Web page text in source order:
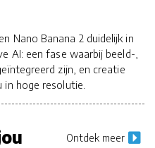
Nano Banana 2 duidelijk in
AI: een fase waarbij beeld-,
zijn, en creatie
hoge resolutie.
Ontdek meer